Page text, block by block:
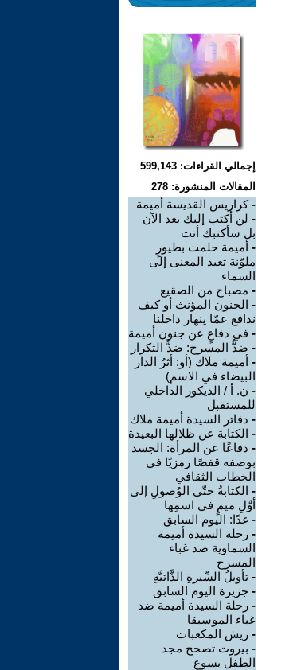
إجمالي القراءات: 599,143
المقالات المنشورة: 278
-كراريس القديسة أميمة
- لن أكتب إليك بعد الآن
بل سأكتبك أنت
- أميمة حلمت بطيورٍ
ملوّنة تعيد المعنى إلى
السماء
- مصباح من الصقيع
- الجنون المؤنث أو كيف
ندافع عمّا ينهار داخلنا
- في دفاعٍ عن جنون أميمة
- ضدُّ المسرح: ضدُّ التكرار
- أميمة ملاك (أو: أثرُ الدار
البيضاء في الاسم)
- ن. أ / الديكور الداخلي
للمستقبل
- دفاتر السيدة أميمة ملاك
- الكتابة عن ظلالها البعيدة
- دفاعًا عن المرأة: الجسد
بوصفه قفصًا رمزيًا في
الخطاب الثقافي
- الكتابةُ حتّى الوُصولِ إلى
أوَّلِ ميمٍ في اسمِها
- غدًا: اليوم السابق
- رحلة السيدة أميمة
السماوية ضد غباء
المسرح
- تأويلُ السِّيرةِ الذَّاتيَّةِ
- جزيرة اليوم السابق
- رحلة السيدة أميمة ضد
غباء الموسيقا
- ريش المكعبات
- بيروت تصحح مجد
الطفل يسوع